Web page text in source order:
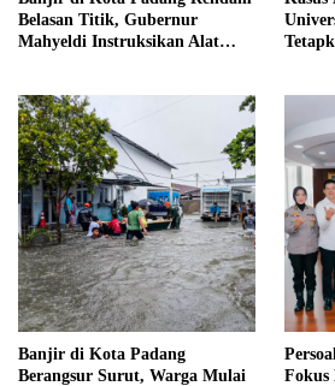
Belasan Titik, Gubernur
Mahyeldi Instruksikan Alat
Banjir di Kota Padang
Berangsur Surut, Warga Mulai
Fokus